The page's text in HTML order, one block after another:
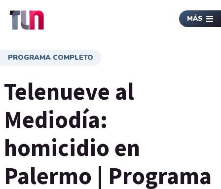
MÁS
PROGRAMA COMPLETO
Telenueve al
Mediodía:
homicidio en
Palermo | Programa